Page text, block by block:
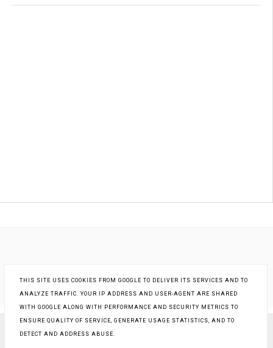
COPYRIGHT © KSIĄŻKI - INNA RZECZYWISTOŚĆ
THIS SITE USES COOKIES FROM GOOGLE TO DELIVER ITS SERVICES AND TO
ANALYZE TRAFFIC. YOUR IP ADDRESS AND USER-AGENT ARE SHARED
WITH GOOGLE ALONG WITH PERFORMANCE AND SECURITY METRICS TO
ENSURE QUALITY OF SERVICE, GENERATE USAGE STATISTICS, AND TO
DETECT AND ADDRESS ABUSE.